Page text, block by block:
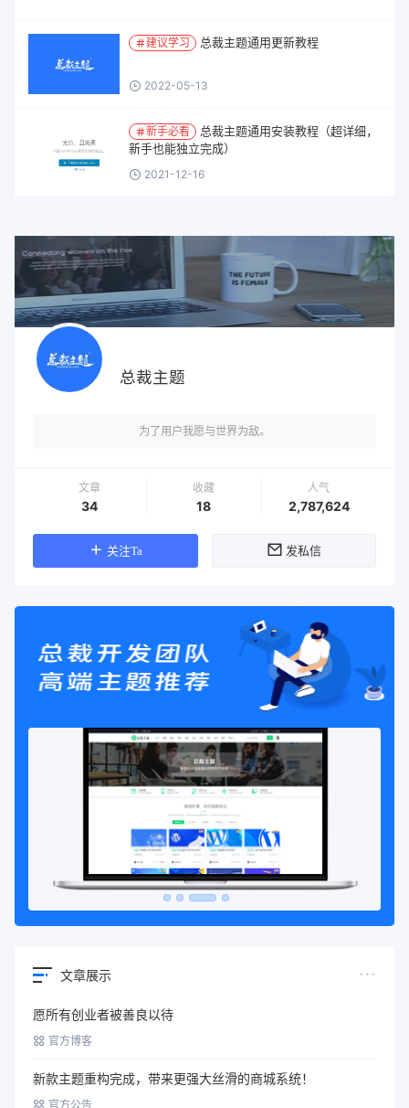
建议学习 总裁主题通用更新教程
2022-05-13
新手必看
新手也能独立完成）
2021-12-16
总裁主题
为了用户我愿与世界为敌。
文章
34
收藏
18
人气
2,787,624
关注Ta 发私信
文章展示
愿所有创业者被善良以待
官方博客
新款主题重构完成，带来更强大丝滑的商城系统！
官方公告